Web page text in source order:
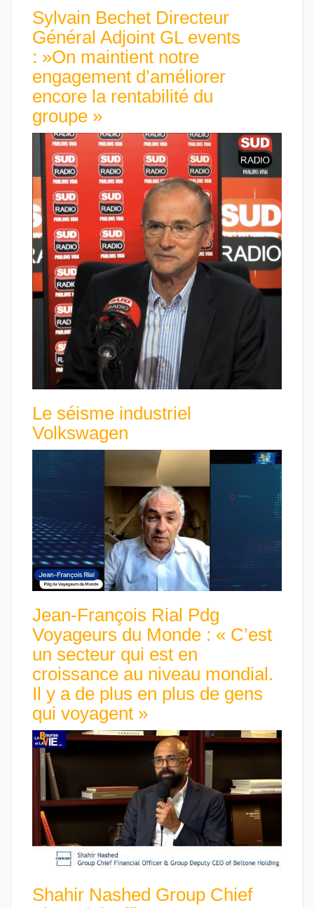
Sylvain Bechet Directeur
Général Adjoint GL events
: »On maintient notre
engagement d’améliorer
encore la rentabilité du
groupe »
Le séisme industriel
Volkswagen
Jean-François Rial Pdg
Voyageurs du Monde : « C’est
un secteur qui est en
croissance au niveau mondial.
Il y a de plus en plus de gens
qui voyagent »
Shahir Nashed Group Chief